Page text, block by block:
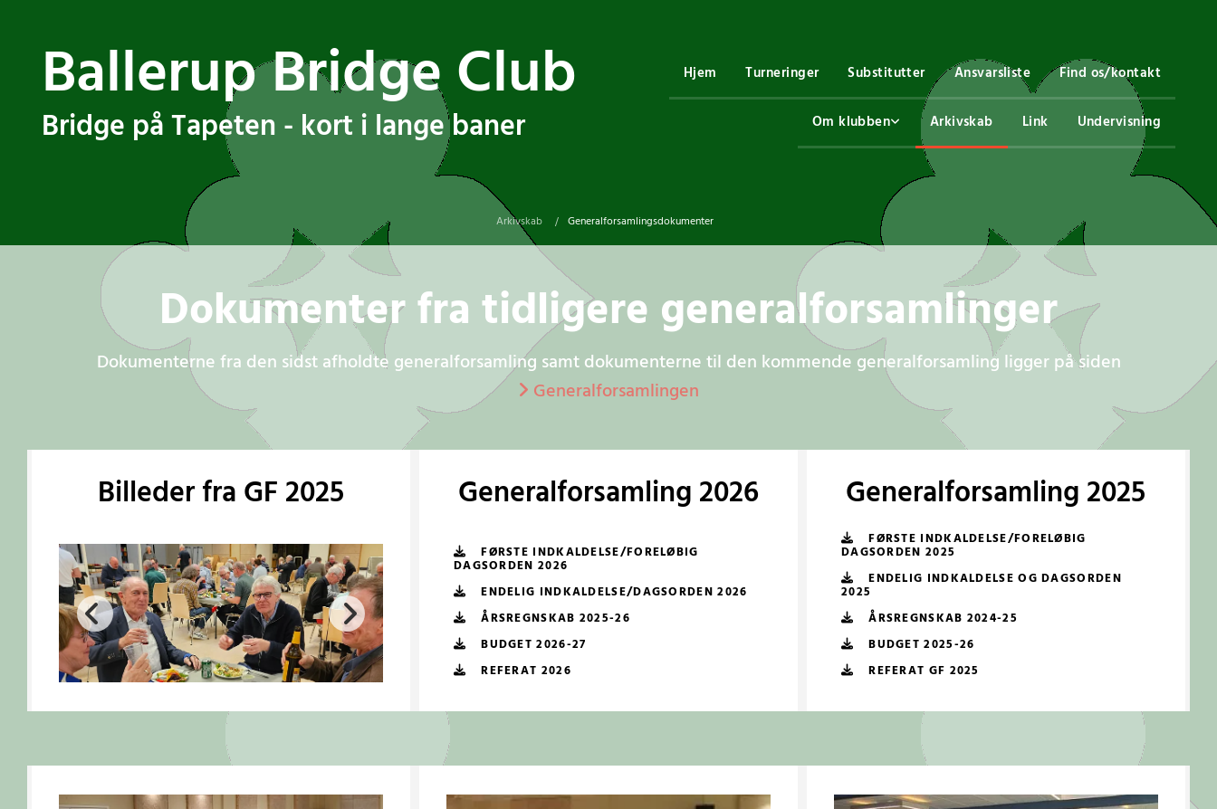
Ballerup Bridge Club
Bridge på Tapeten - kort i lange baner
Hjem Turneringer Substitutter Ansvarsliste Find os/kontakt
Om klubben Arkivskab Link Undervisning
Arkivskab / Generalforsamlingsdokumenter
Dokumenter fra tidligere generalforsamlinger
Dokumenterne fra den sidst afholdte generalforsamling samt dokumenterne til den kommende generalforsamling ligger på siden
 Generalforsamlingen
Billeder fra GF 2025 Generalforsamling 2026
FØRSTE INDKALDELSE/FORELØBIG
DAGSORDEN 2026
ENDELIG INDKALDELSE/DAGSORDEN 2026
ÅRSREGNSKAB 2025-26
BUDGET 2026-27
REFERAT 2026
Generalforsamling 2025
FØRSTE INDKALDELSE/FORELØBIG
DAGSORDEN 2025
ENDELIG INDKALDELSE OG DAGSORDEN
2025
ÅRSREGNSKAB 2024-25
BUDGET 2025-26
REFERAT GF 2025